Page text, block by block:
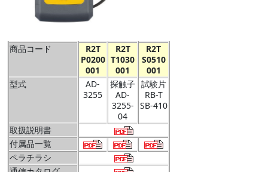
商品コード
R2T
P0200
001
R2T
T1030
001
R2T
S0510
001
型式
AD-
3255
探触子
AD-
3255-
04
試験片
RB-T
SB-410
取扱説明書
付属品一覧
ペラチラシ